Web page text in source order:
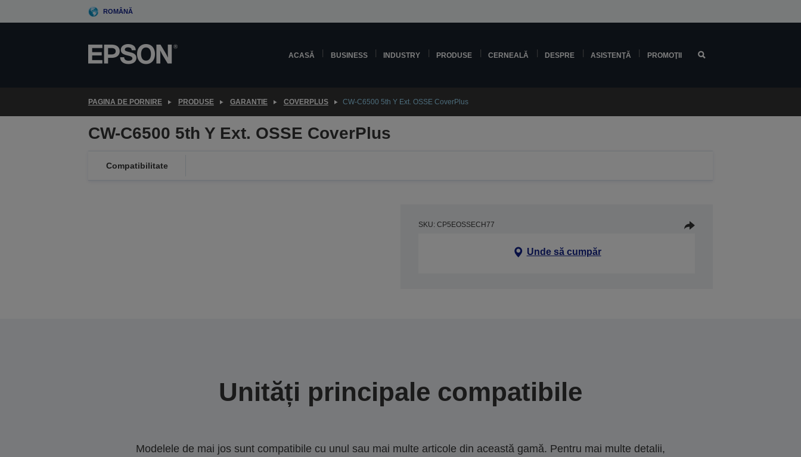
to
ROMÂNĂ
ACASĂ BUSINESS INDUSTRY PRODUSE CERNEALĂ DESPRE ASISTENŢĂ PROMOŢII
PAGINA DE PORNIRE PRODUSE GARANȚIE COVERPLUS CW-C6500 5th Y Ext. OSSE CoverPlus
CW-C6500 5th Y Ext. OSSE CoverPlus
Compatibilitate
SKU: CP5EOSSECH77
Unde să cumpăr
Unități principale compatibile
Modelele de mai jos sunt compatibile cu unul sau mai multe articole din această gamă. Pentru mai multe detalii,